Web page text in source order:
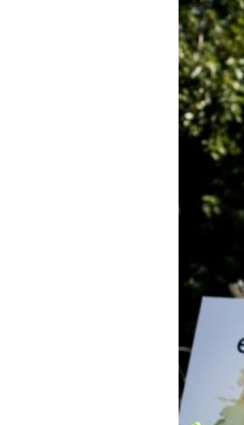
КРЫМ.НЕПОКОРЕННЫЙ
УКРАИНСКАЯ ПРОБЛЕМА КРЫМА